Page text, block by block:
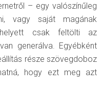
– egy valószínűleg
vagy saját magának
csak feltölti az
generálva. Egyébként
része szövegdoboz
hogy ezt meg azt